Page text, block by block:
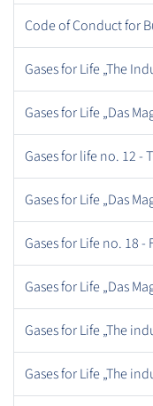
Code of Conduct for
Gases for life no. 12
Gases for Life no. 18